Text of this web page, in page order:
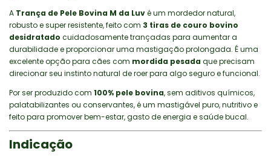
A Trança de Pele Bovina M da Luvé um mordedor natural,
robusto e super resistente, feito com 3 tiras de couro bovino
desidratado cuidadosamente trançadas para aumentar a
durabilidade e proporcionar uma mastigação prolongada. É uma
excelente opção para cães com mordida pesada que precisam
direcionar seu instinto natural de roer para algo seguro e funcional.
Por ser produzido com 100% pele bovina, sem aditivos químicos,
palatabilizantes ou conservantes, é um mastigável puro, nutritivo e
feito para promover bem-estar, gasto de energia e saúde bucal.
Indicação